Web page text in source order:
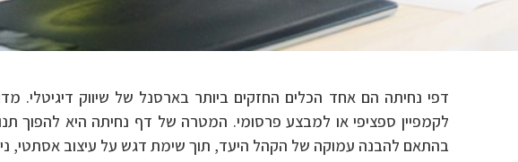
דפי נחיתה הם אחד הכלים החזקים ביותר בארסנל של שיווק דיגיטלי.
לקמפיין ספציפי או למבצע פרסומי. המטרה של דף נחיתה היא להפוך
בהתאם להבנה עמוקה של הקהל היעד, תוך שימת דגש על עיצוב אסתטי,